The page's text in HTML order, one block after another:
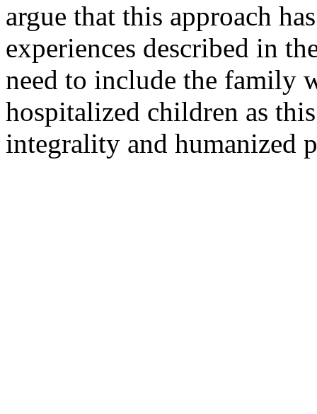
argue that this approach
experiences described in
need to include the family
hospitalized children as
integrality and humanized